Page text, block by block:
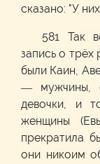
сказано: "У
581 Так
запись о
были Каин,
— мужчины,
девочки, и
женщины
прекратила
они никоим